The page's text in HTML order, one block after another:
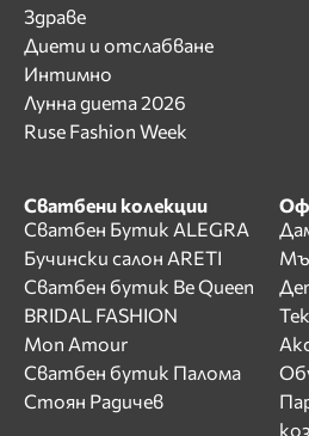
Здраве
Диети и отслабване
Интимно
Лунна диета 2026
Ruse Fashion Week
Сватбени колекции
Сватбен Бутик ALEGRA
Бучински салон ARETI
Сватбен бутик Be Queen
BRIDAL FASHION
Mon Amour
Сватбен бутик Палома
Стоян Радичев